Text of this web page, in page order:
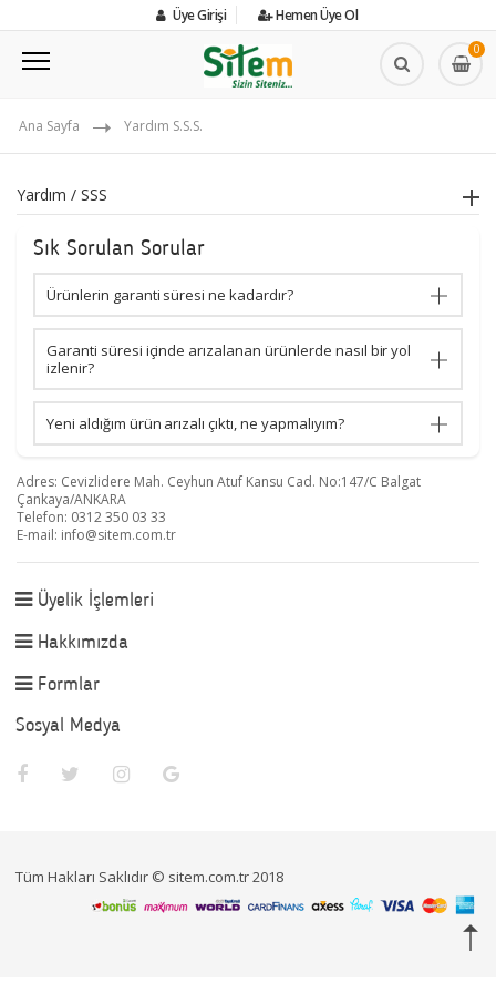
Üye Girişi Hemen Üye Ol
0
Ana Sayfa Yardım S.S.S.
Yardım / SSS
Sık Sorulan Sorular
Ürünlerin garanti süresi ne kadardır?
Garanti süresi içinde arızalanan ürünlerde nasıl bir yol
izlenir?
Yeni aldığım ürün arızalı çıktı, ne yapmalıyım?
Adres: Cevizlidere Mah. Ceyhun Atuf Kansu Cad. No:147/C Balgat
Çankaya/ANKARA
Telefon: 0312 350 03 33
E-mail: info@sitem.com.tr
Üyelik İşlemleri
Hakkımızda
Formlar
Sosyal Medya
Tüm Hakları Saklıdır © sitem.com.tr 2018